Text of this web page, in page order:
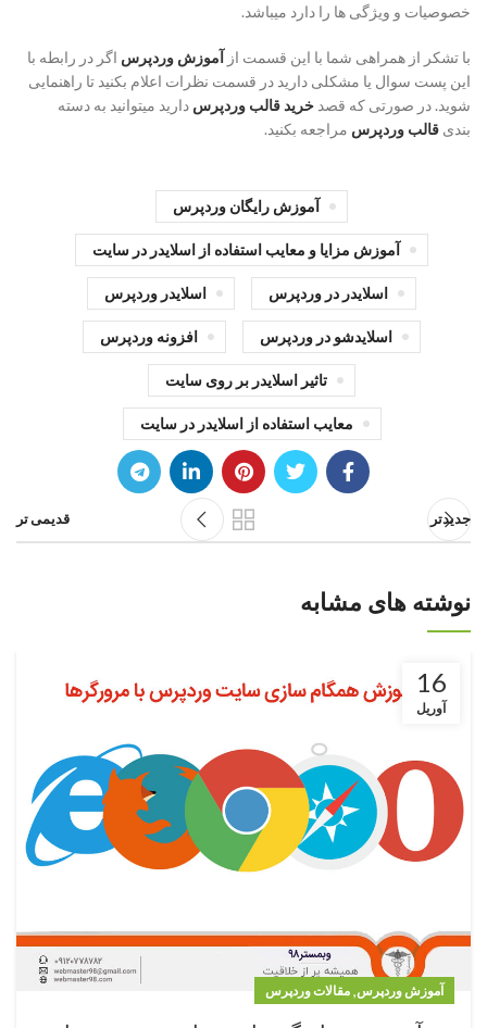
خصوصیات و ویژگی ها را دارد میباشد.
با تشکر از همراهی شما با این قسمت از آموزش وردپرس اگر در رابطه با
این پست سوال یا مشکلی دارید در قسمت نظرات اعلام بکنید تا راهنمایی
شوید. در صورتی که قصد خرید قالب وردپرس دارید میتوانید به دسته
بندی قالب وردپرس مراجعه بکنید.
آموزش رایگان وردپرس
آموزش مزایا و معایب استفاده از اسلایدر در سایت
اسلایدر در وردپرس اسلایدر وردپرس
اسلایدشو در وردپرس افزونه وردپرس
تاثیر اسلایدر بر روی سایت
معایب استفاده از اسلایدر در سایت
جدیدتر قدیمی تر
نوشته های مشابه
16
آوریل
آموزش وردپرس, مقالات وردپرس